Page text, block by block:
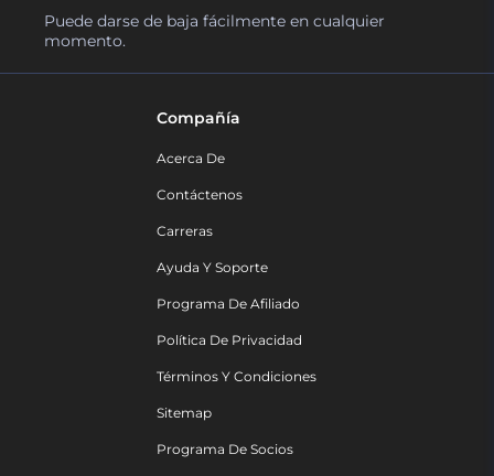
Puede darse de baja fácilmente en cualquier
momento.
Compañía
Acerca De
Contáctenos
Carreras
Ayuda Y Soporte
Programa De Afiliado
Política De Privacidad
Términos Y Condiciones
Sitemap
Programa De Socios